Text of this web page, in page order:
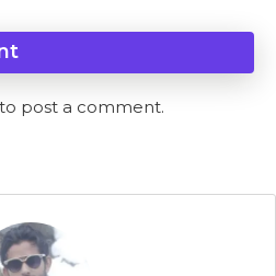
to post a comment.